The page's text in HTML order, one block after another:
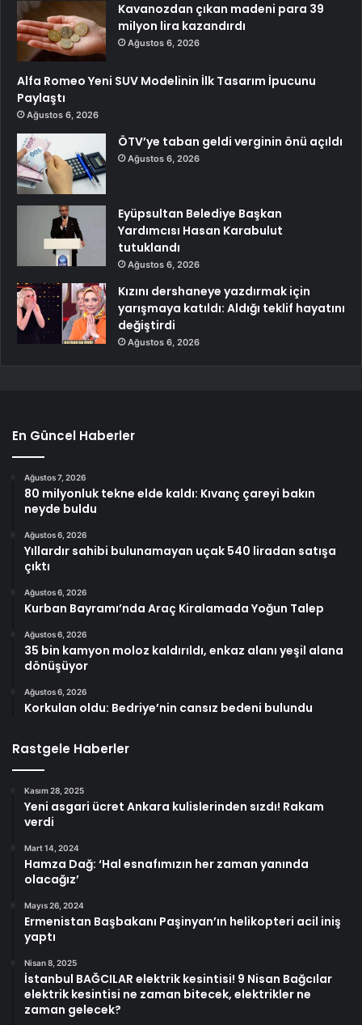
Kavanozdan çıkan madeni para 39
milyon lira kazandırdı
Ağustos 6, 2026
Alfa Romeo Yeni SUV Modelinin İlk Tasarım İpucunu
Paylaştı
Ağustos 6, 2026
ÖTV’ye taban geldi verginin önü açıldı
Ağustos 6, 2026
Eyüpsultan Belediye Başkan
Yardımcısı Hasan Karabulut
tutuklandı
Ağustos 6, 2026
Kızını dershaneye yazdırmak için
yarışmaya katıldı: Aldığı teklif hayatını
değiştirdi
Ağustos 6, 2026
En Güncel Haberler
Ağustos 7, 2026
80 milyonluk tekne elde kaldı: Kıvanç çareyi bakın
neyde buldu
Ağustos 6, 2026
Yıllardır sahibi bulunamayan uçak 540 liradan satışa
çıktı
Ağustos 6, 2026
Kurban Bayramı’nda Araç Kiralamada Yoğun Talep
Ağustos 6, 2026
35 bin kamyon moloz kaldırıldı, enkaz alanı yeşil alana
dönüşüyor
Ağustos 6, 2026
Korkulan oldu: Bedriye’nin cansız bedeni bulundu
Rastgele Haberler
Kasım 28, 2025
Yeni asgari ücret Ankara kulislerinden sızdı! Rakam
verdi
Mart 14, 2024
Hamza Dağ: ‘Hal esnafımızın her zaman yanında
olacağız’
Mayıs 26, 2024
Ermenistan Başbakanı Paşinyan’ın helikopteri acil iniş
yaptı
Nisan 8, 2025
İstanbul BAĞCILAR elektrik kesintisi! 9 Nisan Bağcılar
elektrik kesintisi ne zaman bitecek, elektrikler ne
zaman gelecek?